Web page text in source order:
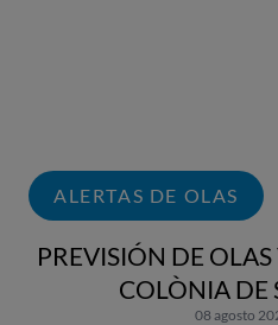
ALERTAS DE OLAS
PREVISIÓN DE
COLÒNIA DE
08 agosto